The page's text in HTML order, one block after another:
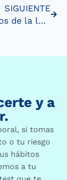
SIGUIENTE
Substitutos de la lactancia materna o alimentaciónartificial
y a
si tomas
o tu riesgo
hábitos
a tu